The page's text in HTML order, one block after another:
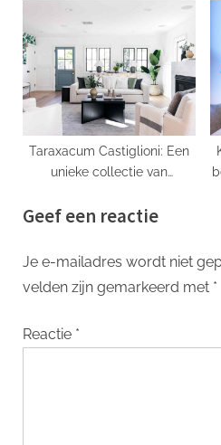
toevoeging aan uw
huisdecor
Taraxacum Castiglioni: Een
unieke collectie van
Geef een reactie
Je e-mailadres wordt niet
velden zijn gemarkeerd met *
Reactie *